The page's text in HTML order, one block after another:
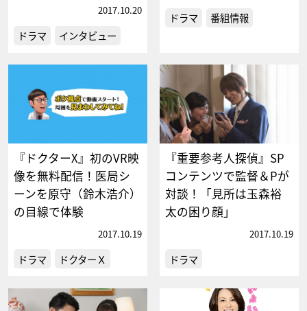
2017.10.20
ドラマ インタビュー
ドラマ 番組情報
『ドクターX』初のVR映
像を無料配信！医局シ
ーンを原守（鈴木浩介）
の目線で体験
2017.10.19
ドラマ ドクターＸ
『重要参考人探偵』SP
コンテンツで監督＆Pが
対談！「見所は玉森裕
太の困り顔」
2017.10.19
ドラマ